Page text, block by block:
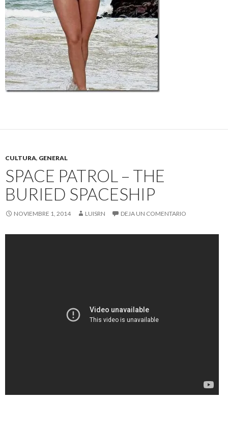
CULTURA, GENERAL
SPACE PATROL – THE
BURIED SPACESHIP
NOVIEMBRE 1, 2014 LUISRN DEJA UN COMENTARIO